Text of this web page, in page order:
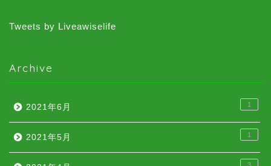
Tweets by Liveawiselife
Archive
2021年6月 1
2021年5月 1